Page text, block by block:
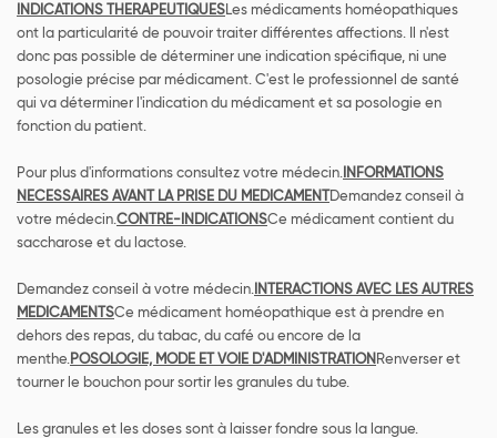
INDICATIONS THERAPEUTIQUESLes médicaments homéopathiques
ont la particularité de pouvoir traiter différentes affections. Il n'est
donc pas possible de déterminer une indication spécifique, ni une
posologie précise par médicament. C'est le professionnel de santé
qui va déterminer l'indication du médicament et sa posologie en
fonction du patient.
Pour plus d'informations consultez votre médecin. INFORMATIONS
NECESSAIRES AVANT LA PRISE DU MEDICAMENTDemandez conseil à
votre médecin.CONTRE-INDICATIONSCe médicament contient du
saccharose et du lactose.
Demandez conseil à votre médecin. INTERACTIONS AVEC LES AUTRES
MEDICAMENTSCe médicament homéopathique est à prendre en
dehors des repas, du tabac, du café ou encore de la
menthe.POSOLOGIE, MODE ET VOIE D'ADMINISTRATION Renverser et
tourner le bouchon pour sortir les granules du tube.
Les granules et les doses sont à laisser fondre sous la langue.